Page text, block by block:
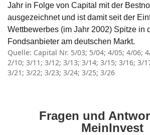
Jahr in Folge von Capital mit der
ausgezeichnet und ist damit seit der
Wettbewerbes (im Jahr 2002) Spitze in
Fondsanbieter am deutschen Markt.
Quelle: Capital Nr. 5/03; 5/04; 4/05; 4/06;
2/10; 3/11; 3/12; 3/13; 3/14; 3/15; 3/16; 3/
3/21; 3/22; 3/23; 3/24; 3/25; 3/26
Fragen und
MeinInvest